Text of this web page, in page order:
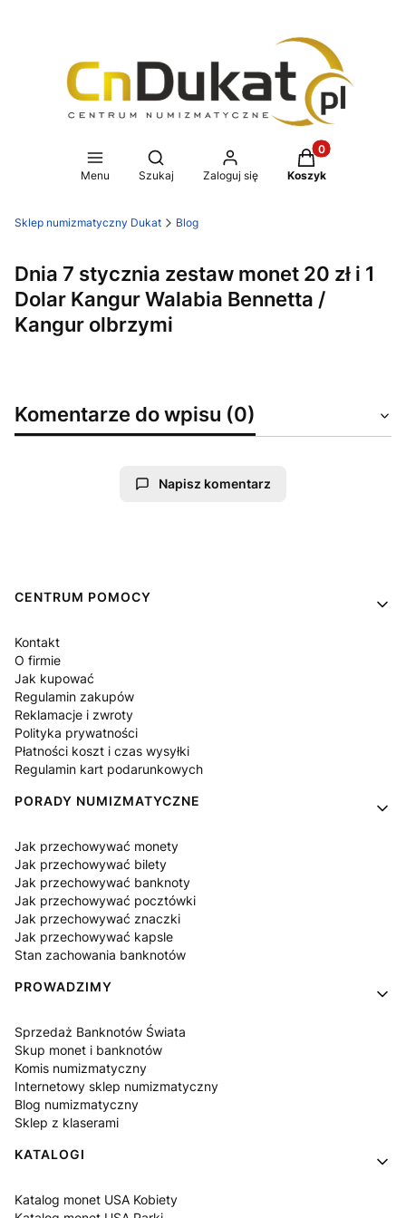
Menu
Otwórz wyszukiwarkę
Szukaj Zaloguj się
Produkty w
Koszyk
Sklep numizmatyczny Dukat Blog
Dnia 7 stycznia zestaw monet 20 zł i 1
Dolar Kangur Walabia Bennetta /
Kangur olbrzymi
Komentarze do wpisu (0)
Napisz komentarz
Linki w stopce
CENTRUM POMOCY
Kontakt
O firmie
Jak kupować
Regulamin zakupów
Reklamacje i zwroty
Polityka prywatności
Płatności koszt i czas wysyłki
Regulamin kart podarunkowych
PORADY NUMIZMATYCZNE
Jak przechowywać monety
Jak przechowywać bilety
Jak przechowywać banknoty
Jak przechowywać pocztówki
Jak przechowywać znaczki
Jak przechowywać kapsle
Stan zachowania banknotów
PROWADZIMY
Sprzedaż Banknotów Świata
Skup monet i banknotów
Komis numizmatyczny
Internetowy sklep numizmatyczny
Blog numizmatyczny
Sklep z klaserami
KATALOGI
Katalog monet USA Kobiety